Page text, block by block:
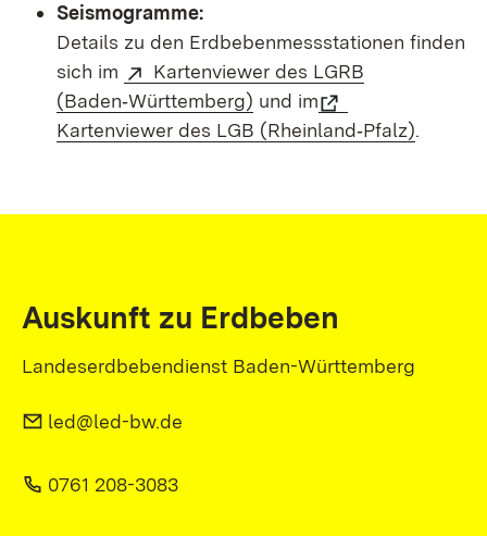
Seismogramme:
Details zu den Erdbebenmessstationen finden
sich im
Kartenviewer des LGRB
(Baden‑Württemberg) und im
Kartenviewer des LGB (Rheinland‑Pfalz).
Auskunft zu Erdbeben
Landeserdbebendienst Baden-Württemberg
led@led-bw.de
0761 208-3083